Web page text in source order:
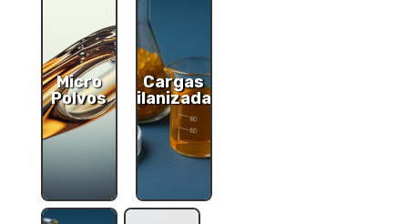
Micro
Polvos
Cargas
Silanizadas